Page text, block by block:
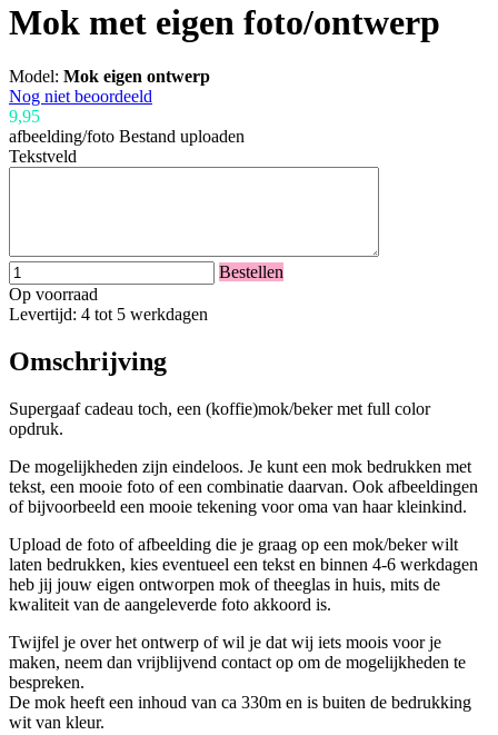
Mok met eigen foto/ontwerp
Model: Mok eigen ontwerp
Nog niet beoordeeld
9,95
afbeelding/foto Bestand uploaden
Tekstveld
Bestellen
Op voorraad
Levertijd: 4 tot 5 werkdagen
Omschrijving
Supergaaf cadeau toch, een (koffie)mok/beker met full color
opdruk.
De mogelijkheden zijn eindeloos. Je kunt een mok bedrukken met
tekst, een mooie foto of een combinatie daarvan. Ook afbeeldingen
of bijvoorbeeld een mooie tekening voor oma van haar kleinkind.
Upload de foto of afbeelding die je graag op een mok/beker wilt
laten bedrukken, kies eventueel een tekst en binnen 4-6 werkdagen
heb jij jouw eigen ontworpen mok of theeglas in huis, mits de
kwaliteit van de aangeleverde foto akkoord is.
Twijfel je over het ontwerp of wil je dat wij iets moois voor je
maken, neem dan vrijblijvend contact op om de mogelijkheden te
bespreken.
De mok heeft een inhoud van ca 330m en is buiten de bedrukking
wit van kleur.